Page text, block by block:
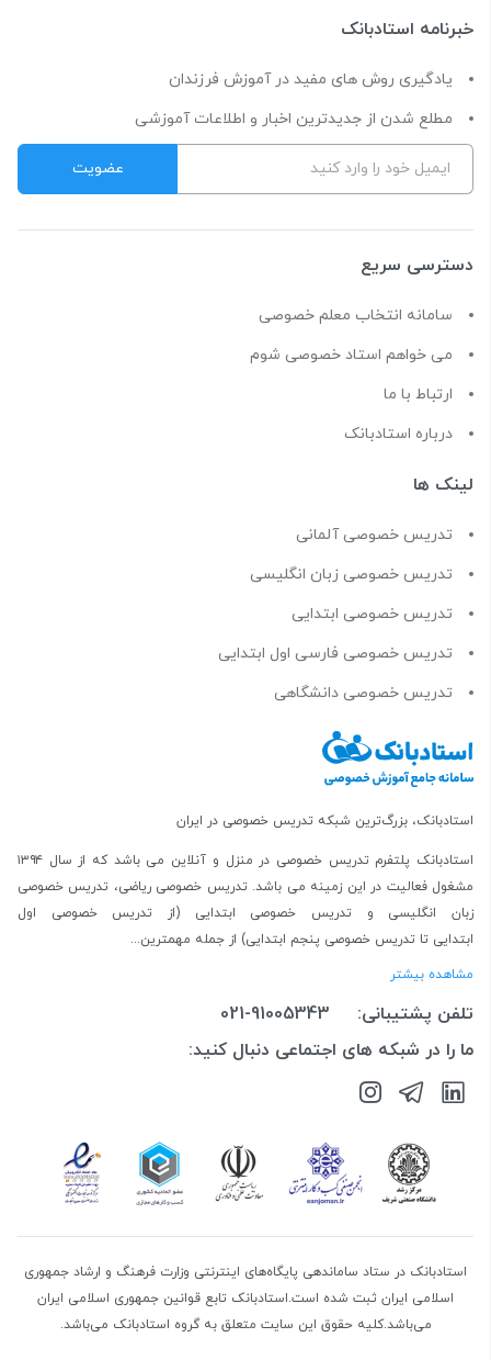
خبرنامه استادبانک
یادگیری روش های مفید در آموزش فرزندان
مطلع شدن از جدیدترین اخبار و اطلاعات آموزشی
دسترسی سریع
سامانه انتخاب معلم خصوصی
می خواهم استاد خصوصی شوم
ارتباط با ما
درباره استادبانک
لینک ها
تدریس خصوصی آلمانی
تدریس خصوصی زبان انگلیسی
تدریس خصوصی ابتدایی
تدریس خصوصی فارسی اول ابتدایی
تدریس خصوصی دانشگاهی
استادبانک، بزرگ‌ترین شبکه تدریس خصوصی در ایران
استادبانک پلتفرم تدریس خصوصی در منزل و آنلاین
می باشد که از سال ۱۳۹۴
مشغول فعالیت در این زمینه می باشد.تدریس خصوصی ریاضی، تدریس خصوصی
زبان انگلیسی و تدریس خصوصی ابتدایی (از
تدریس خصوصی اول
ابتدایی تا تدریس خصوصی پنجم ابتدایی) از جمله مهمترین...
مشاهده بیشتر
تلفن پشتیبانی:
021-91005343
ما را در شبکه های اجتماعی دنبال کنید:
استادبانک در ستاد ساماندهی پایگاه‌های اینترنتی وزارت فرهنگ و ارشاد جمهوری
اسلامی ایران ثبت شده است.استادبانک تابع قوانین جمهوری اسلامی ایران
می‌باشد.کلیه حقوق این سایت متعلق به گروه استادبانک می‌باشد.